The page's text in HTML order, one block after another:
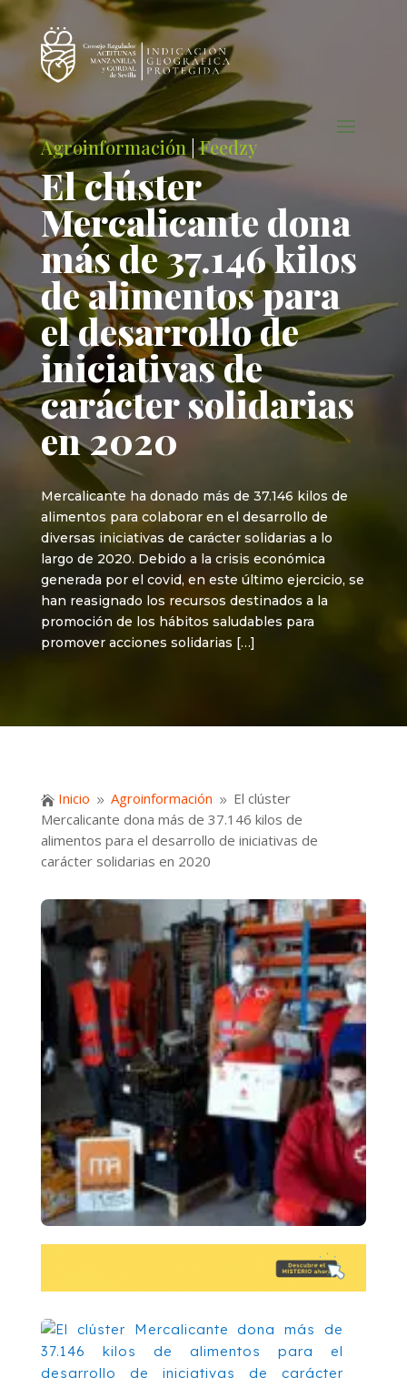
Agroinformación |Feedzy
El clúster
Mercalicante dona
más de 37.146 kilos
de alimentos para
el desarrollo de
iniciativas de
carácter solidarias
en 2020
Mercalicante ha donado más de 37.146 kilos de
alimentos para colaborar en el desarrollo de
diversas iniciativas de carácter solidarias a lo
largo de 2020. Debido a la crisis económica
generada por el covid, en este último ejercicio, se
han reasignado los recursos destinados a la
promoción de los hábitos saludables para
promover acciones solidarias […]
 Inicio 9 Agroinformación 9 El clúster
Mercalicante dona más de 37.146 kilos de
alimentos para el desarrollo de iniciativas de
carácter solidarias en 2020